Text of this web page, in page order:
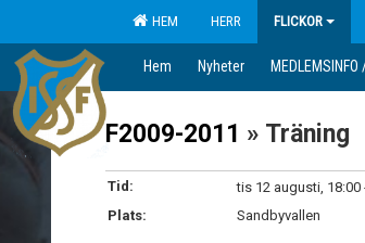
HEM HERR FLICKOR
Hem Nyheter MEDLEMSINFO
F2009-2011 » Träning
Tid:
tis 12 augusti, 18:00
Plats:
Sandbyvallen